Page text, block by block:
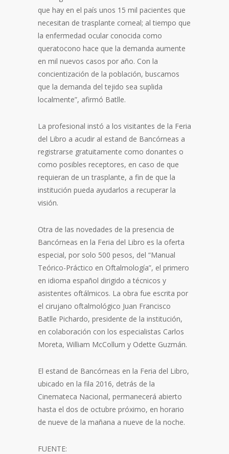
que hay en el país unos 15 mil pacientes que
necesitan de trasplante corneal; al tiempo que
la enfermedad ocular conocida como
queratocono hace que la demanda aumente
en mil nuevos casos por año. Con la
concientización de la población, buscamos
que la demanda del tejido sea suplida
localmente”, afirmó Batlle.
La profesional instó a los visitantes de la Feria
del Libro a acudir al estand de Bancórneas a
registrarse gratuitamente como donantes o
como posibles receptores, en caso de que
requieran de un trasplante, a fin de que la
institución pueda ayudarlos a recuperar la
visión.
Otra de las novedades de la presencia de
Bancórneas en la Feria del Libro es la oferta
especial, por solo 500 pesos, del “Manual
Teórico-Práctico en Oftalmología”, el primero
en idioma español dirigido a técnicos y
asistentes oftálmicos. La obra fue escrita por
el cirujano oftalmológico Juan Francisco
Batlle Pichardo, presidente de la institución,
en colaboración con los especialistas Carlos
Moreta, William McCollum y Odette Guzmán.
El estand de Bancórneas en la Feria del Libro,
ubicado en la fila 2016, detrás de la
Cinemateca Nacional, permanecerá abierto
hasta el dos de octubre próximo, en horario
de nueve de la mañana a nueve de la noche.
FUENTE: